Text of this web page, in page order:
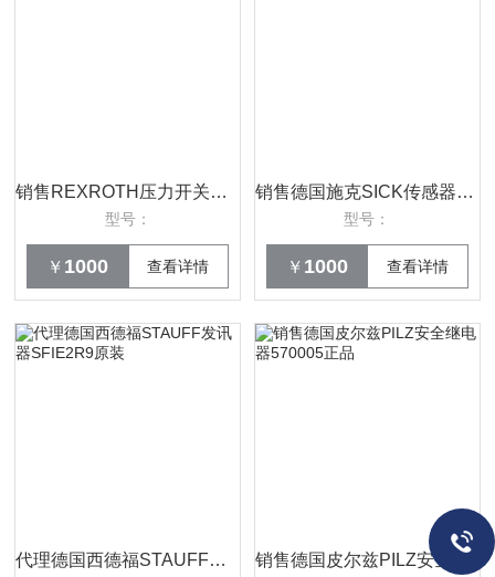
销售REXROTH压力开关HED8OH-2X/200K14KW
型号：
￥ 1000 查看详情
销售德国施克SICK传感器WSE12-3P2431优势
型号：
￥ 1000 查看详情
代理德国西德福STAUFF发讯器SFIE2R9原装